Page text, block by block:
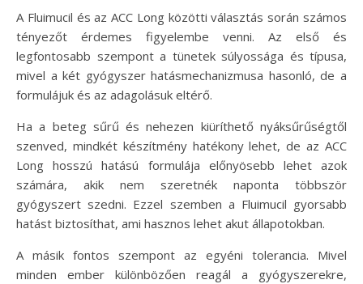
A Fluimucil és az ACC Long közötti választás során számos
tényezőt érdemes figyelembe venni. Az első és
legfontosabb szempont a tünetek súlyossága és típusa,
mivel a két gyógyszer hatásmechanizmusa hasonló, de a
formulájuk és az adagolásuk eltérő.
Ha a beteg sűrű és nehezen kiüríthető nyáksűrűségtől
szenved, mindkét készítmény hatékony lehet, de az ACC
Long hosszú hatású formulája előnyösebb lehet azok
számára, akik nem szeretnék naponta többször
gyógyszert szedni. Ezzel szemben a Fluimucil gyorsabb
hatást biztosíthat, ami hasznos lehet akut állapotokban.
A másik fontos szempont az egyéni tolerancia. Mivel
minden ember különbözően reagál a gyógyszerekre,